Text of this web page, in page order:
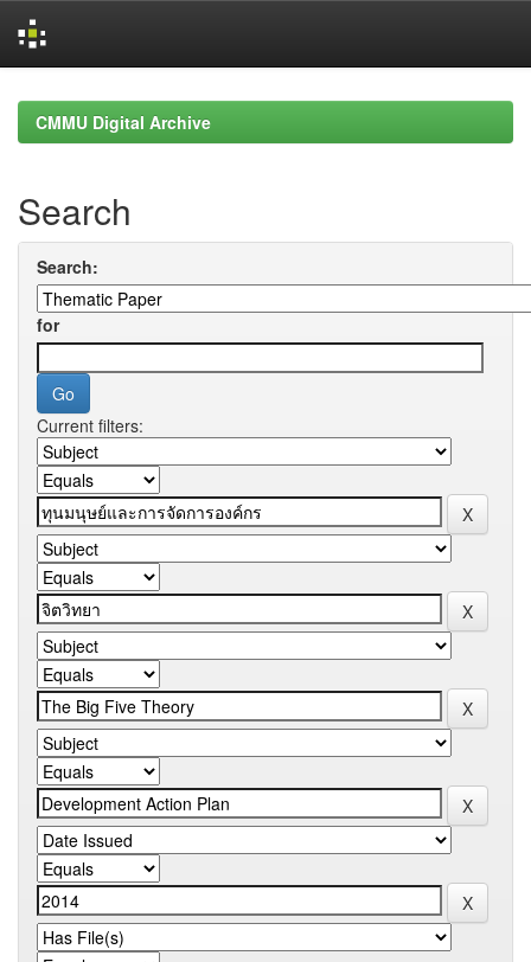
navigationCMMU Digital Archive
Search
Search:
for
Current filters: